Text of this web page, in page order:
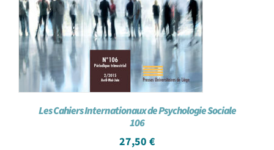
Les Cahiers Internationaux de Psychologie Sociale
106
27,50 €